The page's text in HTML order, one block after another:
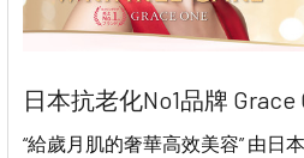
日本抗老化No1品牌 Grace
“給歲月肌的奢華高效美容” 由日